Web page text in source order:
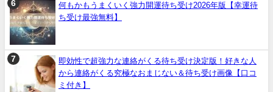
何もかもうまくいく強力開運待ち受け2026年版【幸運待
ち受け最強無料】
即効性で超強力な連絡がくる待ち受け決定版！好きな人
から連絡がくる究極なおまじない＆待ち受け画像【口コ
ミ付き】